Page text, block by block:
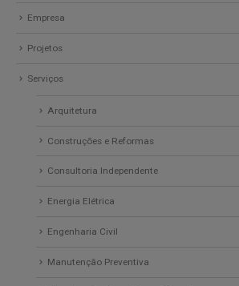
Empresa
Projetos
Serviços
Arquitetura
Construções e Reformas
Consultoria Independente
Energia Elétrica
Engenharia Civil
Manutenção Preventiva